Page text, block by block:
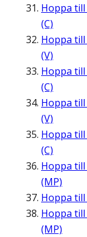
Hoppa till
(C)
Hoppa till
(V)
Hoppa till
(C)
Hoppa till
(V)
Hoppa till
(C)
Hoppa till
(MP)
Hoppa till
Hoppa till
(MP)